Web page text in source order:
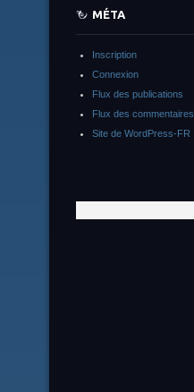
MÉTA
Inscription
Connexion
Flux des publications
Flux des commentaires
Site de WordPress-FR